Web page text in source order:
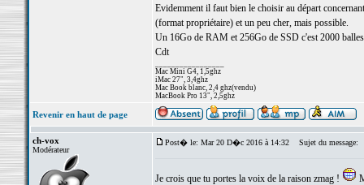
Evidemment il faut bien le choisir au départ
(format propriétaire) et un peu cher, mais possible.
Un 16Go de RAM et 256Go de SSD c'est 2000
Cdt
Mac Mini G4, 1,5ghz
iMac 27", 3,4ghz
Mac Book blanc, 2,4 ghz(vendu)
MacBook Pro 13", 2,5ghz
Revenir en haut de page
ch-vox
Modérateur
Post� le: Mar 20 D�c 2016 à 14:32 Sujet du message:
Je crois que tu portes la voix de la raison zmag !